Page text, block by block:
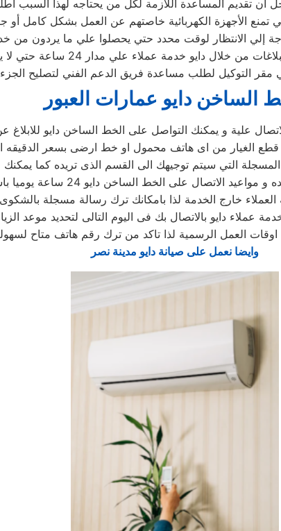
أن تقديم المساعدة اللازمة لكل من يحتاجه لهذا السبب
دايو خدمة عملاء علي مدار 24 ساعة حتي لا يكون العملاء
الساخن دايو عمارات العبور
علية و يمكنك التواصل على الخط الساخن دايو
الغيار من اى هاتف محمول او خط ارضى بسعر الدقيقه
التي سيتم توجيهك الى القسم الذى تريده كما
دايو 24 ساعة يوميا باستثناء أيام العطلات الرسمية من الدولة
خارج الخدمة لذا بامكانك ترك رسالة مسجلة
عملاء دايو بالاتصال بك فى اليوم التالى لتحديد موعد
العمل الرسمية لذا تاكد من ترك رقم هاتف متاح
وايضا نعمل على صيانة دايو مدينة نصر